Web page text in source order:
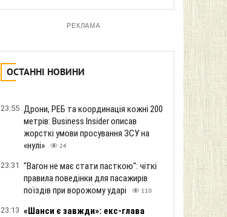
РЕКЛАМА
ОСТАННІ НОВИНИ
23:55 Дрони, РЕБ та координація кожні 200
метрів: Business Insider описав
жорсткі умови просування ЗСУ на
«нулі»
24
23:31 "Вагон не має стати пасткою": чіткі
правила поведінки для пасажирів
поїздів при ворожому ударі
110
23:13 «Шанси є завжди»: екс-глава